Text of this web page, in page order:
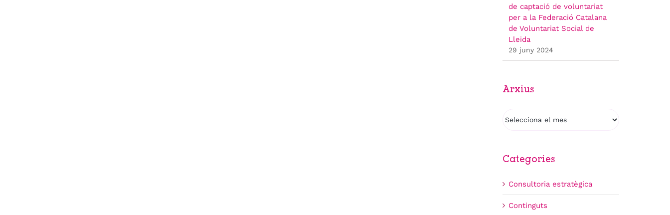
de captació de voluntariat
per a la Federació Catalana
de Voluntariat Social de
Lleida
29 juny 2024
Arxius
Categories
Consultoria estratègica
Continguts